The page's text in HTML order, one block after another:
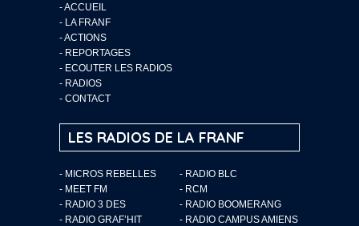
-ACCUEIL
- LA FRANF
-ACTIONS
- REPORTAGES
- ECOUTER LES RADIOS
- RADIOS
- CONTACT
LES RADIOS DE LA FRANF
- MICROS REBELLES
- RADIO BLC
- MEET FM
- RCM
- RADIO 3 DES
- RADIO BOOMERANG
- RADIO GRAF’HIT
- RADIO CAMPUS AMIENS